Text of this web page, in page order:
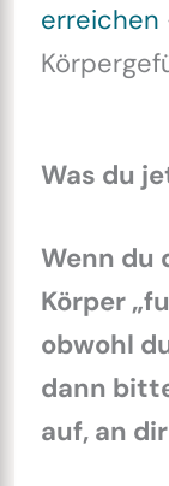
erreichen
Was du
Wenn du
Körper
obwohl
dann
auf, an